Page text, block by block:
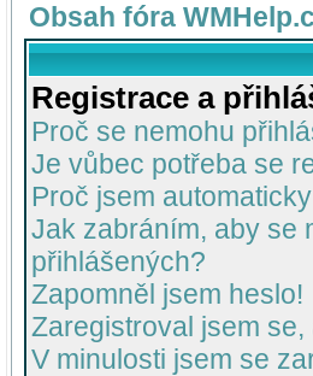
Obsah fóra
Registrace a
Proč se nemohu
Je vůbec potřeba se
Proč jsem
Jak zabráním, aby se
přihlášených?
Zapomněl jsem heslo!
Zaregistroval jsem
V minulosti jsem se